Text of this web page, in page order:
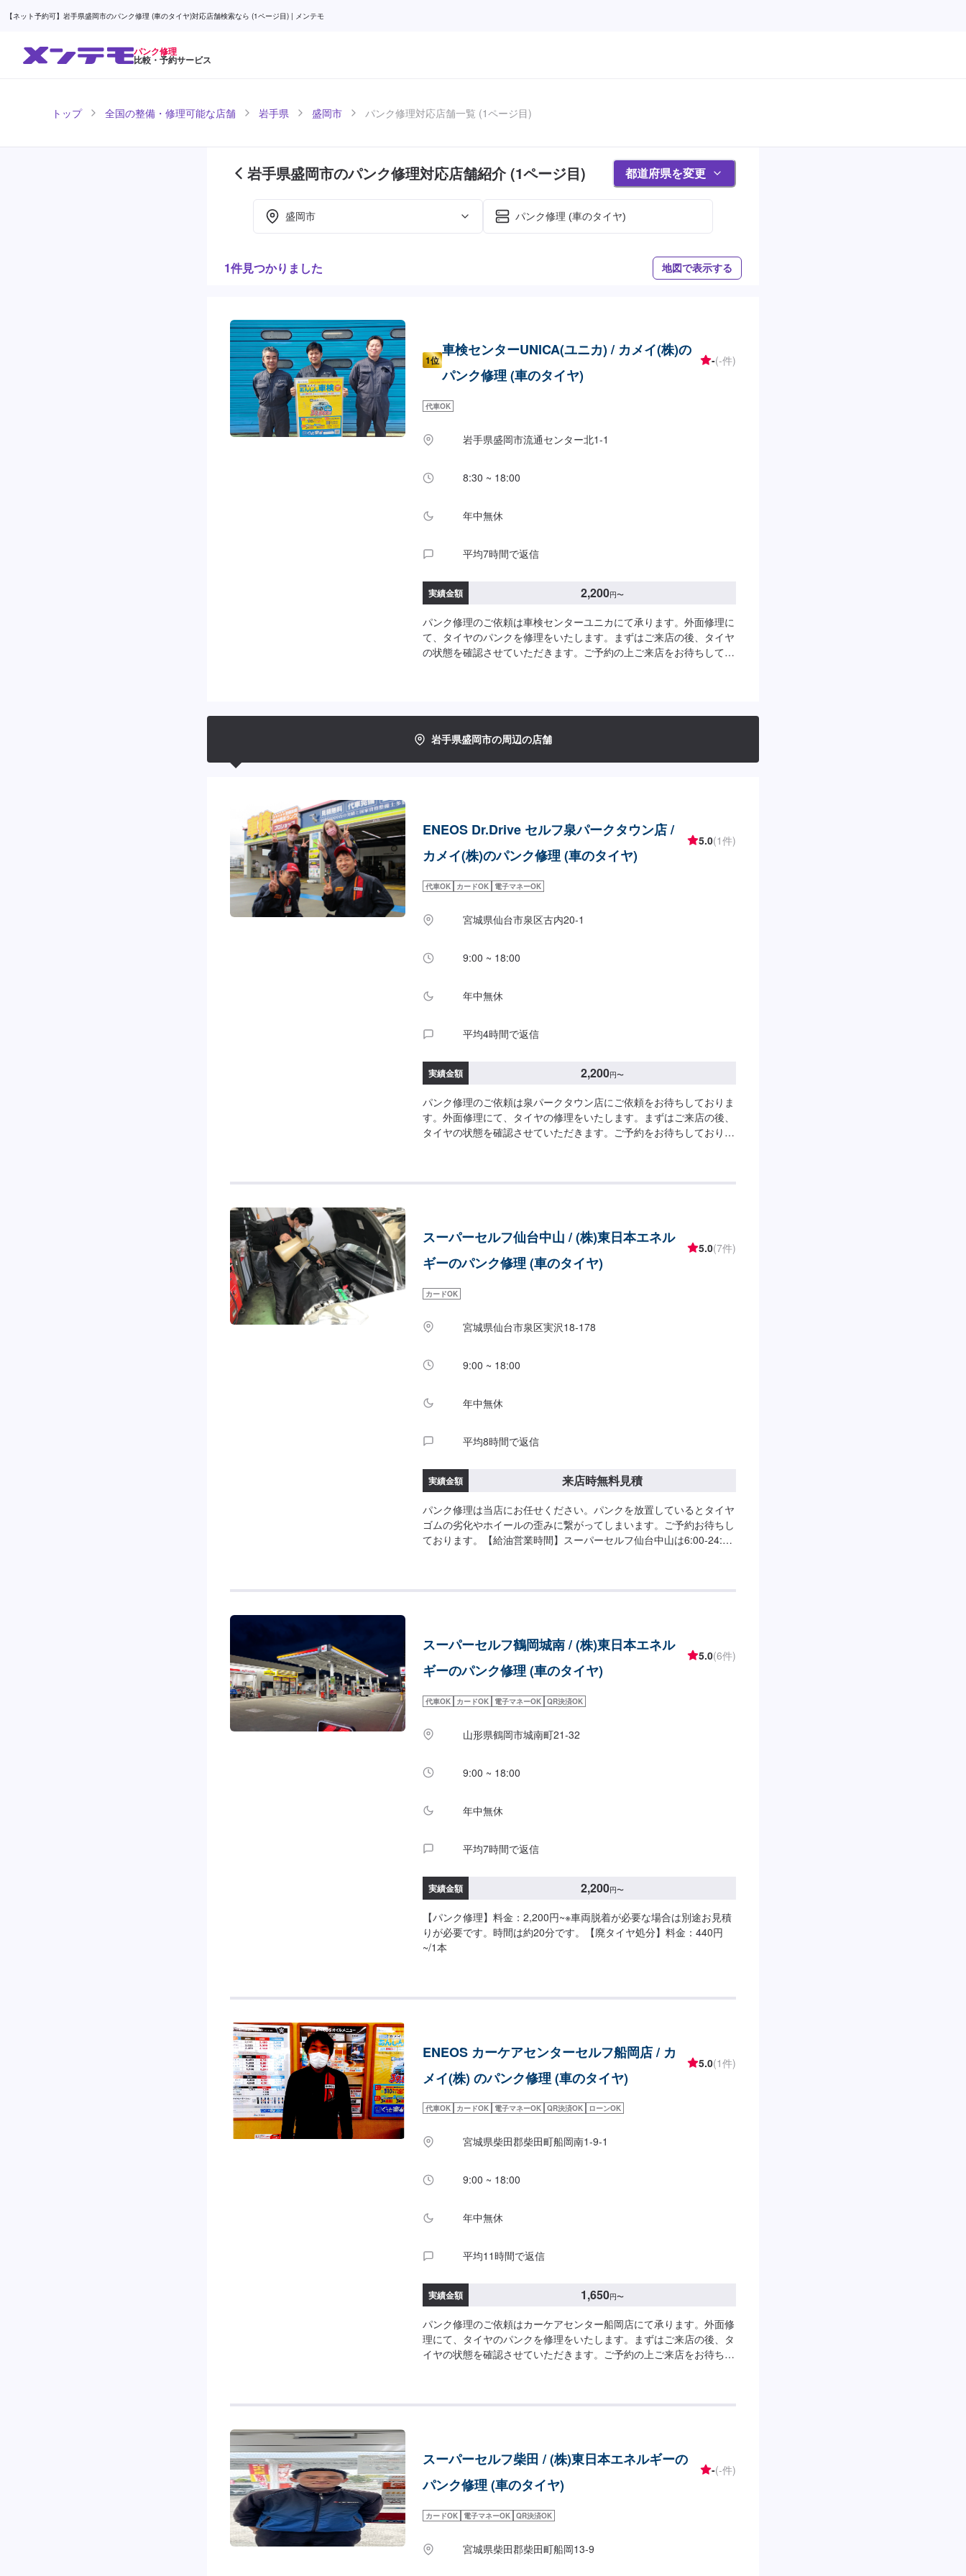
【ネット予約可】岩手県盛岡市のパンク修理 (車のタイヤ)対応店舗検索なら (1ページ目) | メンテモ
パンク修理
比較・予約サービス
トップ 全国の整備・修理可能な店舗 岩手県 盛岡市 パンク修理対応店舗一覧 (1ページ目)
岩手県盛岡市のパンク修理対応店舗紹介 (1ページ目) 都道府県を変更
盛岡市 パンク修理 (車のタイヤ)
1件見つかりました 地図で表示する
1位
車検センターUNICA(ユニカ) / カメイ(株)の
パンク修理 (車のタイヤ)
-(-件)
代車OK
岩手県盛岡市流通センター北1-1
8:30 ~ 18:00
年中無休
平均7時間で返信
実績金額 2,200円〜
パンク修理のご依頼は車検センターユニカにて承ります。外面修理に
て、タイヤのパンクを修理をいたします。まずはご来店の後、タイヤ
の状態を確認させていただきます。ご予約の上ご来店をお待ちしてお
岩手県盛岡市の周辺の店舗
ENEOS Dr.Drive セルフ泉パークタウン店 /
カメイ(株)のパンク修理 (車のタイヤ)
5.0(1件)
代車OK カードOK 電子マネーOK
宮城県仙台市泉区古内20-1
9:00 ~ 18:00
年中無休
平均4時間で返信
実績金額 2,200円〜
パンク修理のご依頼は泉パークタウン店にご依頼をお待ちしておりま
す。外面修理にて、タイヤの修理をいたします。まずはご来店の後、
タイヤの状態を確認させていただきます。ご予約をお待ちしておりま
スーパーセルフ仙台中山 / (株)東日本エネル
ギーのパンク修理 (車のタイヤ)
5.0(7件)
カードOK
宮城県仙台市泉区実沢18-178
9:00 ~ 18:00
年中無休
平均8時間で返信
実績金額 来店時無料見積
パンク修理は当店にお任せください。パンクを放置しているとタイヤ
ゴムの劣化やホイールの歪みに繋がってしまいます。ご予約お待ちし
ております。【給油営業時間】スーパーセルフ仙台中山は6:00-24:00
スーパーセルフ鶴岡城南 / (株)東日本エネル
ギーのパンク修理 (車のタイヤ)
5.0(6件)
代車OK カードOK 電子マネーOK QR決済OK
山形県鶴岡市城南町21-32
9:00 ~ 18:00
年中無休
平均7時間で返信
実績金額 2,200円〜
【パンク修理】料金：2,200円~※車両脱着が必要な場合は別途お見積
りが必要です。時間は約20分です。【廃タイヤ処分】料金：440円
~/1本
ENEOS カーケアセンターセルフ船岡店 / カ
メイ(株) のパンク修理 (車のタイヤ)
5.0(1件)
代車OK カードOK 電子マネーOK QR決済OK ローンOK
宮城県柴田郡柴田町船岡南1-9-1
9:00 ~ 18:00
年中無休
平均11時間で返信
実績金額 1,650円〜
パンク修理のご依頼はカーケアセンター船岡店にて承ります。外面修
理にて、タイヤのパンクを修理をいたします。まずはご来店の後、タ
イヤの状態を確認させていただきます。ご予約の上ご来店をお待ちし
スーパーセルフ柴田 / (株)東日本エネルギーの
パンク修理 (車のタイヤ)
-(-件)
カードOK 電子マネーOK QR決済OK
宮城県柴田郡柴田町船岡13-9